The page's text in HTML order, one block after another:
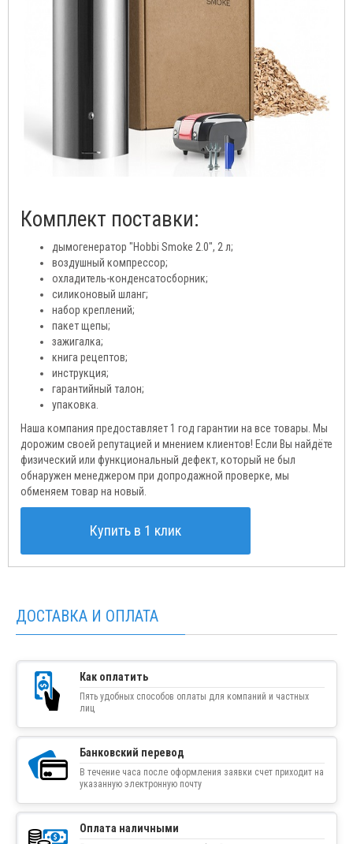
Комплект поставки:
дымогенератор "Hobbi Smoke 2.0", 2 л;
воздушный компрессор;
охладитель-конденсатосборник;
силиконовый шланг;
набор креплений;
пакет щепы;
зажигалка;
книга рецептов;
инструкция;
гарантийный талон;
упаковка.
Наша компания предоставляет 1 год гарантии на все товары. Мы
дорожим своей репутацией и мнением клиентов! Если Вы найдёте
физический или функциональный дефект, который не был
обнаружен менеджером при допродажной проверке, мы
обменяем товар на новый.
Купить в 1 клик
ДОСТАВКА И ОПЛАТА
Как оплатить
Пять удобных способов оплаты для компаний и частных
лиц
Банковский перевод
В течение часа после оформления заявки счет приходит на
указанную электронную почту
Оплата наличными